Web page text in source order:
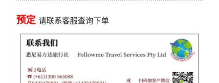
预定请联系客服查询下单